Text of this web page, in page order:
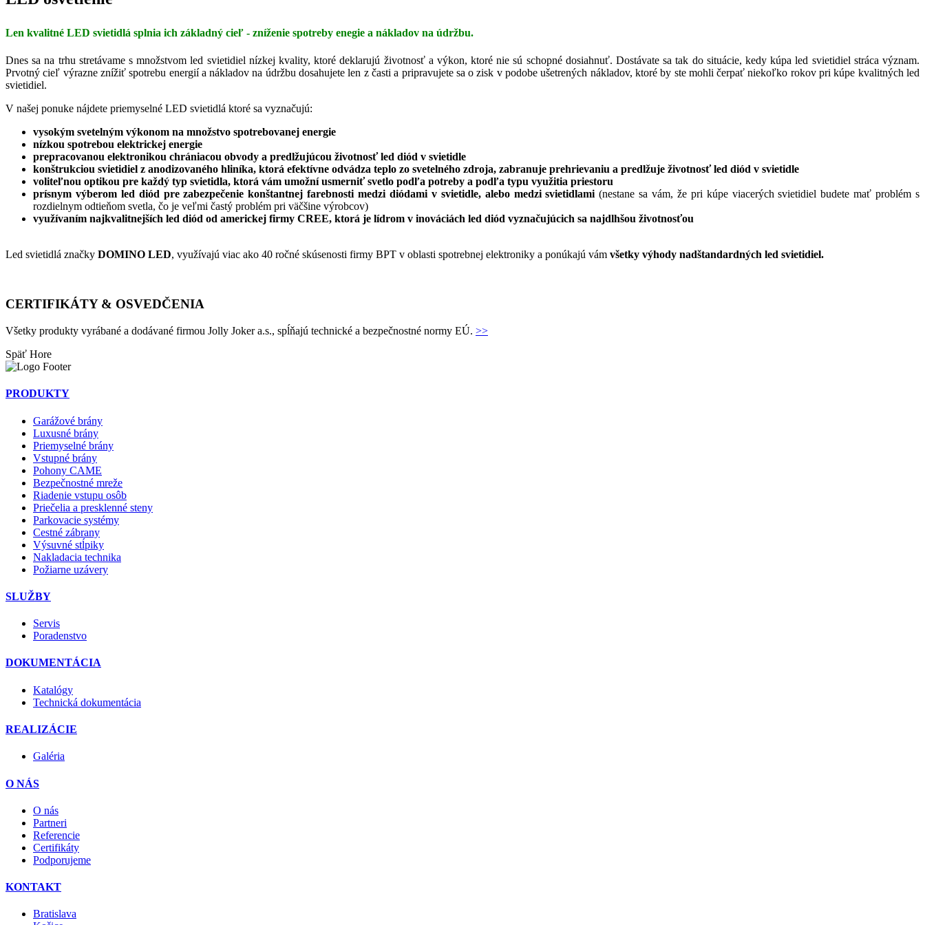
Len kvalitné LED svietidlá splnia ich základný cieľ - zníženie spotreby enegie a nákladov na údržbu.
Dnes sa na trhu stretávame s množstvom led svietidiel nízkej kvality, ktoré deklarujú životnosť a výkon, ktoré nie sú schopné dosiahnuť. Dostávate sa tak do situácie, kedy kúpa led svietidiel stráca význam.
Prvotný cieľ výrazne znížiť spotrebu energií a nákladov na údržbu dosahujete len z časti a pripravujete sa o zisk v podobe ušetrených nákladov, ktoré by ste mohli čerpať niekoľko rokov pri kúpe kvalitných led
svietidiel.
V našej ponuke nájdete priemyselné LED svietidlá ktoré sa vyznačujú:
vysokým svetelným výkonom na množstvo spotrebovanej energie
nízkou spotrebou elektrickej energie
prepracovanou elektronikou chrániacou obvody a predlžujúcou životnosť led diód v svietidle
konštrukciou svietidiel z anodizovaného hliníka, ktorá efektívne odvádza teplo zo svetelného zdroja, zabranuje prehrievaniu a predlžuje životnosť led diód v svietidle
voliteľnou optikou pre každý typ svietidla, ktorá vám umožní usmerniť svetlo podľa potreby a podľa typu využitia priestoru
prísnym výberom led diód pre zabezpečenie konštantnej farebnosti medzi diódami v svietidle, alebo medzi svietidlami(nestane sa vám, že pri kúpe viacerých svietidiel budete mať problém s
rozdielnym odtieňom svetla, čo je veľmi častý problém pri väčšine výrobcov)
využívaním najkvalitnejších led diód od americkej firmy CREE, ktorá je lídrom v inováciách led diód vyznačujúcich sa najdlhšou životnosťou
Led svietidlá značky DOMINO LED, využívajú viac ako 40 ročné skúsenosti firmy BPT v oblasti spotrebnej elektroniky a ponúkajú vám všetky výhody nadštandardných led svietidiel.
CERTIFIKÁTY & OSVEDČENIA
Všetky produkty vyrábané a dodávané firmou Jolly Joker a.s., spĺňajú technické a bezpečnostné normy EÚ. >>
Späť Hore
PRODUKTY
Garážové brány
Luxusné brány
Priemyselné brány
Vstupné brány
Pohony CAME
Bezpečnostné mreže
Riadenie vstupu osôb
Priečelia a presklenné steny
Parkovacie systémy
Cestné zábrany
Výsuvné stĺpiky
Nakladacia technika
Požiarne uzávery
SLUŽBY
Servis
Poradenstvo
DOKUMENTÁCIA
Katalógy
Technická dokumentácia
REALIZÁCIE
Galéria
O NÁS
O nás
Partneri
Referencie
Certifikáty
Podporujeme
KONTAKT
Bratislava